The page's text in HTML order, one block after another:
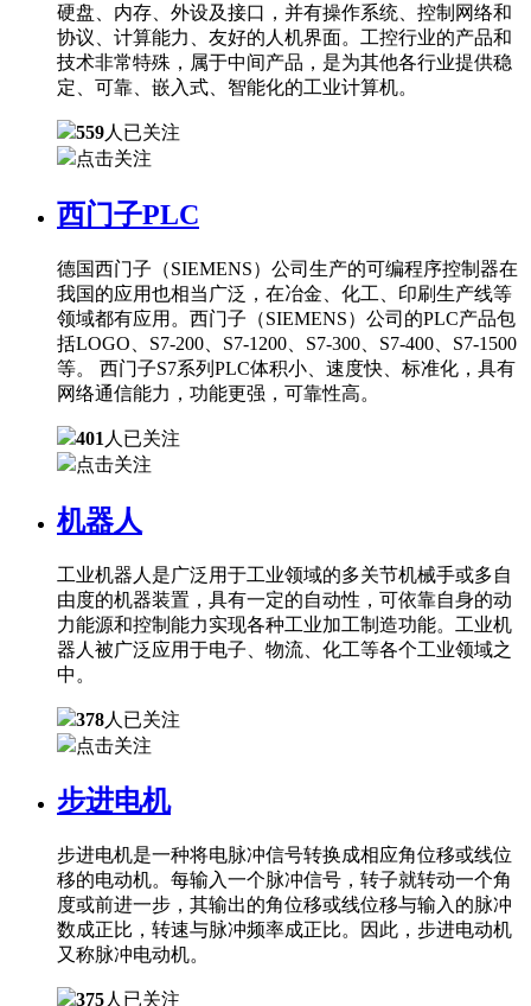
硬盘、内存、外设及接口，并有操作系统、控制网络和
协议、计算能力、友好的人机界面。工控行业的产品和
技术非常特殊，属于中间产品，是为其他各行业提供稳
定、可靠、嵌入式、智能化的工业计算机。
559人已关注
点击关注
西门子PLC
德国西门子（SIEMENS）公司生产的可编程序控制器在
我国的应用也相当广泛，在冶金、化工、印刷生产线等
领域都有应用。西门子（SIEMENS）公司的PLC产品包
括LOGO、S7-200、S7-1200、S7-300、S7-400、S7-1500
等。 西门子S7系列PLC体积小、速度快、标准化，具有
网络通信能力，功能更强，可靠性高。
401 人已关注
点击关注
机器人
工业机器人是广泛用于工业领域的多关节机械手或多自
由度的机器装置，具有一定的自动性，可依靠自身的动
力能源和控制能力实现各种工业加工制造功能。工业机
器人被广泛应用于电子、物流、化工等各个工业领域之
中。
378人已关注
点击关注
步进电机
步进电机是一种将电脉冲信号转换成相应角位移或线位
移的电动机。每输入一个脉冲信号，转子就转动一个角
度或前进一步，其输出的角位移或线位移与输入的脉冲
数成正比，转速与脉冲频率成正比。因此，步进电动机
又称脉冲电动机。
375人已关注